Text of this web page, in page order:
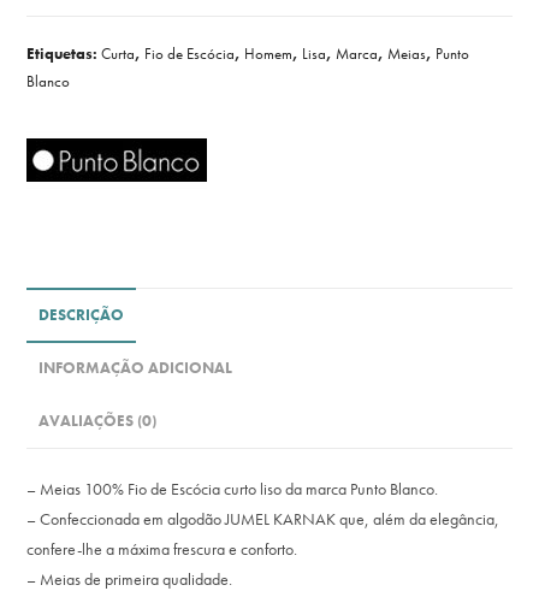
Etiquetas:Curta, Fio de Escócia, Homem, Lisa,Marca,Meias, Punto
Blanco
DESCRIÇÃO
INFORMAÇÃO ADICIONAL
AVALIAÇÕES (0)
– Meias 100% Fio de Escócia curto liso da marca Punto Blanco.
– Confeccionada em algodão JUMEL KARNAK que, além da elegância,
confere-lhe a máxima frescura e conforto.
– Meias de primeira qualidade.